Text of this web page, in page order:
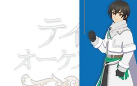
プレミアム会員とは
鉄拳
太鼓の達人